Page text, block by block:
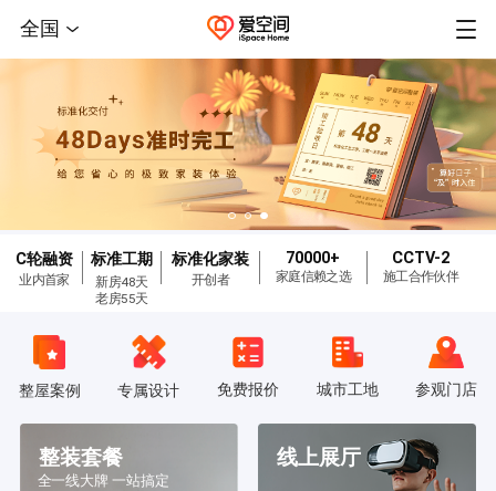
全国
C轮融资
业内首家
标准工期
新房48天
老房55天
标准化家装
开创者
70000+
家庭信赖之选
CCTV-2
施工合作伙伴
整屋案例 专属设计 免费报价 城市工地 参观门店
整装套餐
全一线大牌 一站搞定
线上展厅